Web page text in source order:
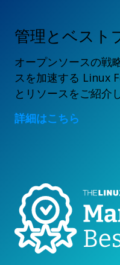
管理とベスト
オープンソースの戦
スを加速する Linux
とリソースをご紹介
詳細はこちら